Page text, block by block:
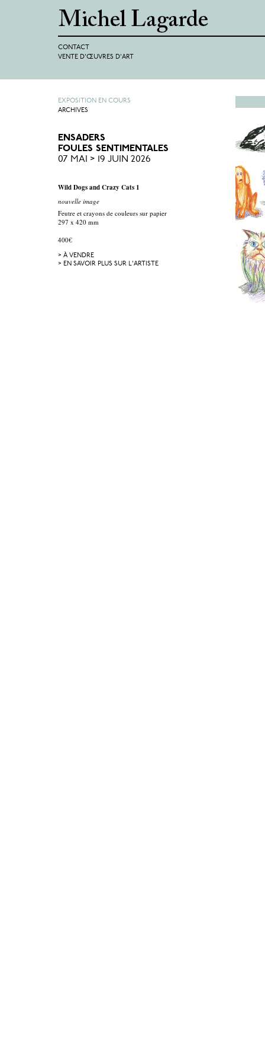
CONTACT
VENTE D'ŒUVRES D'ART
EXPOSITION EN COURS
ARCHIVES
ENSADERS
FOULES SENTIMENTALES
07 MAI > 19 JUIN 2026
Wild Dogs and Crazy Cats 1
nouvelle image
Feutre et crayons de couleurs sur papier
297 x 420 mm
400€
> À VENDRE
> EN SAVOIR PLUS SUR L'ARTISTE